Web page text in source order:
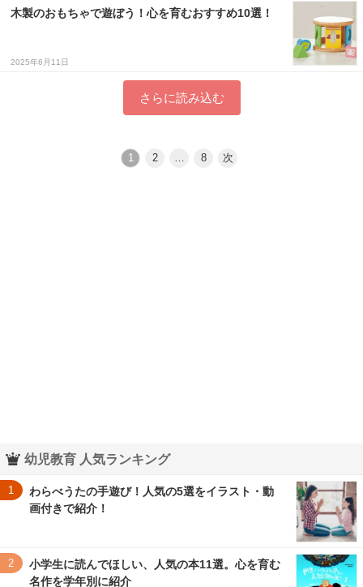
木製のおもちゃで遊ぼう！心を育むおすすめ10選！
2025年6月11日
さらに読み込む
1 2 … 8 次
幼児教育 人気ランキング
1
わらべうたの手遊び！人気の5選をイラスト・動
画付きで紹介！
2
小学生に読んでほしい、人気の本11選。心を育む
名作を学年別に紹介